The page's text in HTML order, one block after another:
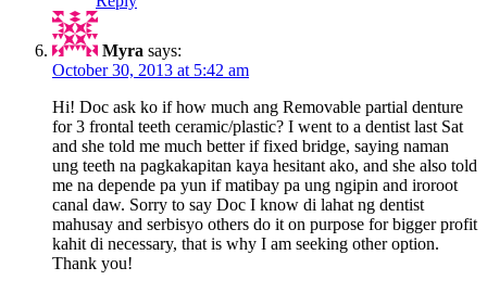
Myra says:
October 30, 2013 at 5:42 am
Hi! Doc ask ko if how much ang Removable partial denture
for 3 frontal teeth ceramic/plastic? I went to a dentist last Sat
and she told me much better if fixed bridge, saying naman
ung teeth na pagkakapitan kaya hesitant ako, and she also told
me na depende pa yun if matibay pa ung ngipin and iroroot
canal daw. Sorry to say Doc I know di lahat ng dentist
mahusay and serbisyo others do it on purpose for bigger profit
kahit di necessary, that is why I am seeking other option.
Thank you!